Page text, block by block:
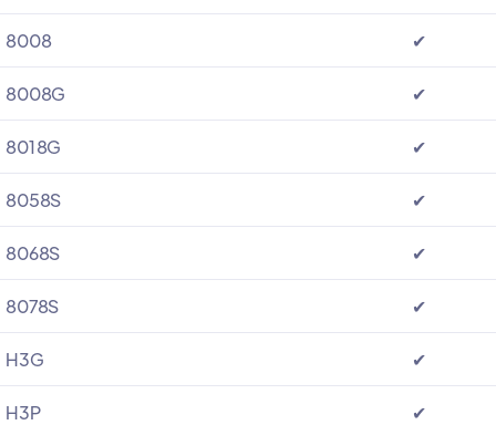
8008 ✔
8008G ✔
8018G ✔
8058S ✔
8068S ✔
8078S ✔
H3G ✔
H3P ✔